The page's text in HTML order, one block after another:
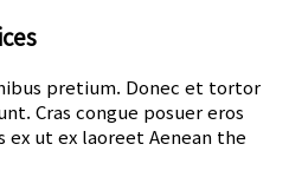
pretium. Donec et tortor
Cras congue posuer eros
ex ut ex laoreet Aenean the